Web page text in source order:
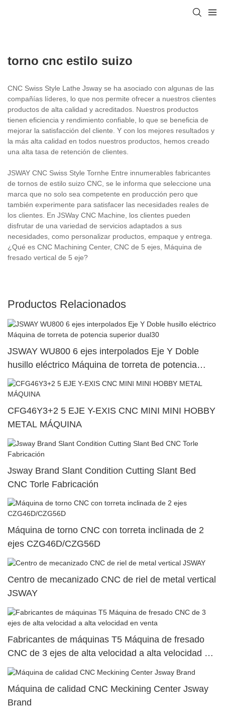
torno cnc estilo suizo
CNC Swiss Style Lathe Jsway se ha asociado con algunas de las
compañías líderes, lo que nos permite ofrecer a nuestros clientes
productos de alta calidad y acreditados. Nuestros productos
tienen eficiencia y rendimiento confiable, lo que se beneficia de
mejorar la satisfacción del cliente. Y con los mejores resultados y
la más alta calidad en todos nuestros productos, hemos creado
una alta tasa de retención de clientes.
JSWAY CNC Swiss Style Tornhe Entre innumerables fabricantes
de tornos de estilo suizo CNC, se le informa que seleccione una
marca que no solo sea competente en producción pero que
también experimente para satisfacer las necesidades reales de
los clientes. En JSWay CNC Machine, los clientes pueden
disfrutar de una variedad de servicios adaptados a sus
necesidades, como personalizar productos, empaque y entrega.
¿Qué es CNC Machining Center, CNC de 5 ejes, Máquina de
fresado vertical de 5 eje?
Productos Relacionados
JSWAY WU800 6 ejes interpolados Eje Y Doble
husillo eléctrico Máquina de torreta de potencia
superior dual30
CFG46Y3+2 5 EJE Y-EXIS CNC MINI MINI HOBBY
METAL MÁQUINA
Jsway Brand Slant Condition Cutting Slant Bed
CNC Torle Fabricación
Máquina de torno CNC con torreta inclinada de 2
ejes CZG46D/CZG56D
Centro de mecanizado CNC de riel de metal vertical
JSWAY
Fabricantes de máquinas T5 Máquina de fresado
CNC de 3 ejes de alta velocidad a alta velocidad en
venta
Máquina de calidad CNC Meckining Center Jsway
Brand